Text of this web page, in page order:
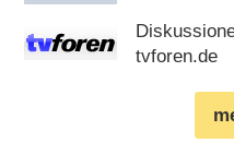
tvforen.de